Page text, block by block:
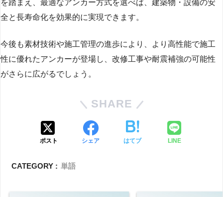
を踏まえ、最適なアンカー方式を選べば、建築物・設備の安
全と長寿命化を効果的に実現できます。
今後も素材技術や施工管理の進歩により、より高性能で施工
性に優れたアンカーが登場し、改修工事や耐震補強の可能性
がさらに広がるでしょう。
SHARE
ポスト シェア はてブ LINE
CATEGORY : 単語